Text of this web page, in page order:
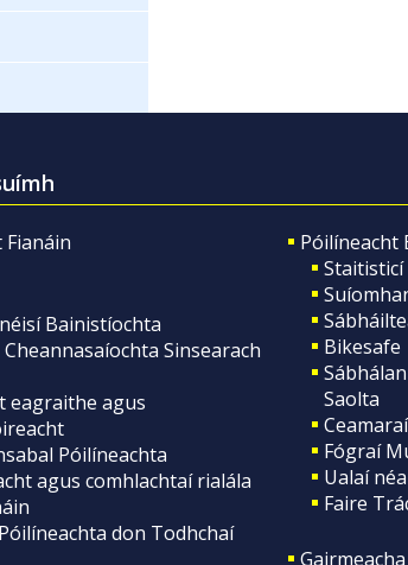
Bainistíochta
Sinsearach
eagraithe agus
Póilíneachta
agus comhlachtaí rialála
don Todhchaí
Póilíneacht
Staitisticí
Bikesafe
Saolta
Fógraí
Ualaí
Faire
Gairmeacha